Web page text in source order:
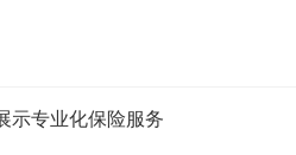
示专业化保险服务